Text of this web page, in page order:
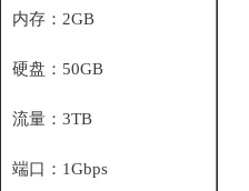
内存：2GB
硬盘：50GB
流量：3TB
端口：1Gbps